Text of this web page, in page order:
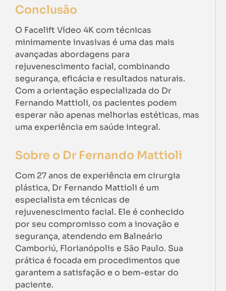
Conclusão
O Facelift Vídeo 4K com técnicas
minimamente invasivas é uma das mais
avançadas abordagens para
rejuvenescimento facial, combinando
segurança, eficácia e resultados naturais.
Com a orientação especializada do Dr
Fernando Mattioli, os pacientes podem
esperar não apenas melhorias estéticas, mas
uma experiência em saúde integral.
Sobre o Dr Fernando Mattioli
Com 27 anos de experiência em cirurgia
plástica, Dr Fernando Mattioli é um
especialista em técnicas de
rejuvenescimento facial. Ele é conhecido
por seu compromisso com a inovação e
segurança, atendendo em Balneário
Camboriú, Florianópolis e São Paulo. Sua
prática é focada em procedimentos que
garantem a satisfação e o bem-estar do
paciente.